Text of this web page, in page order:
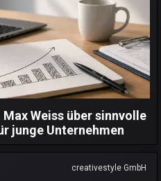
Weiss über sinnvolle
junge Unternehmen
creativestyle GmbH